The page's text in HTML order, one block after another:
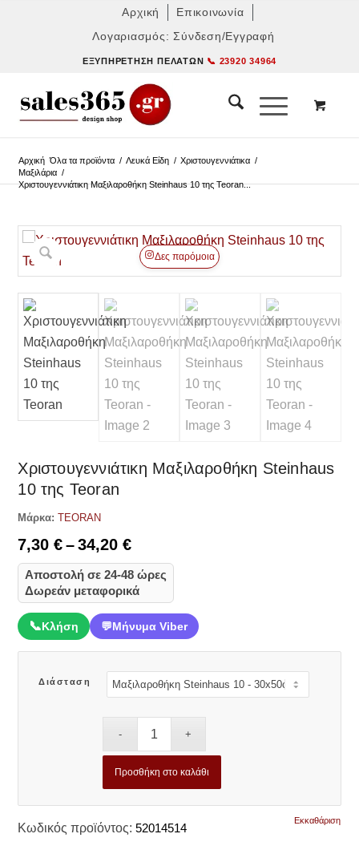
Αρχική
Επικοινωνία
Λογαριασμός: Σύνδεση/Εγγραφή
ΕΞΥΠΗΡΈΤΗΣΗ ΠΕΛΑΤΏΝ 📞 23920 34964
Αρχική Όλα τα προϊόντα / Λευκά Είδη / Χριστουγεννιάτικα /
Μαξιλάρια /
Χριστουγεννιάτικη Μαξιλαροθήκη Steinhaus 10 της Teoran...
Δες παρόμοια
Χριστουγεννιάτικη Μαξιλαροθήκη Steinhaus
10 της Teoran
Μάρκα: TEORAN
7,30€ – 34,20€Price
range:
7,30 €
through
34,20 €
Αποστολή σε 24-48 ώρες
Δωρεάν μεταφορικά
📞Κλήση 💬Μήνυμα Viber
Διάσταση
Εκκαθάριση
Προσθήκη στο καλάθι
Κωδικός προϊόντος: 52014514